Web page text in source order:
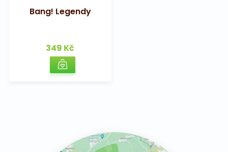
Bang! Legendy
349 Kč